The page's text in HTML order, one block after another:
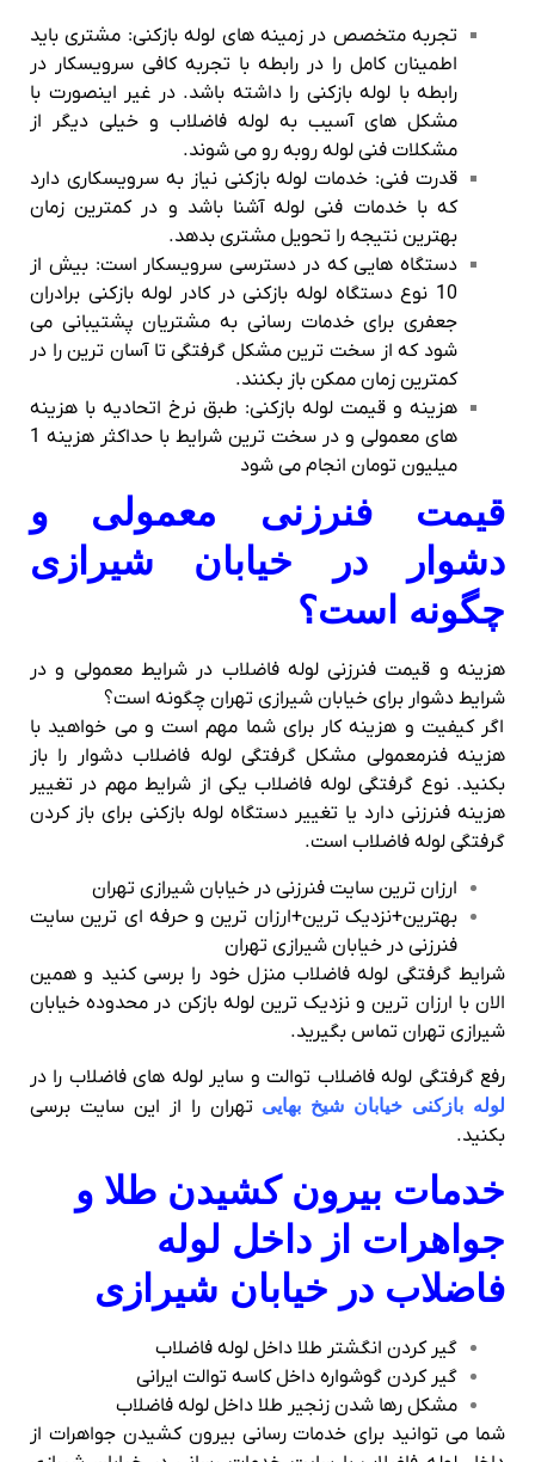
تجربه متخصص در زمینه های لوله بازکنی: مشتری باید
اطمینان کامل را در رابطه با تجربه کافی سرویسکار در
رابطه با لوله بازکنی را داشته باشد. در غیر اینصورت با
مشکل های آسیب به لوله فاضلاب و خیلی دیگر از
مشکلات فنی لوله روبه رو می شوند.
قدرت فنی: خدمات لوله بازکنی نیاز به سرویسکاری دارد
که با خدمات فنی لوله آشنا باشد و در کمترین زمان
بهترین نتیجه را تحویل مشتری بدهد.
دستگاه هایی که در دسترسی سرویسکار است: بیش از
10 نوع دستگاه لوله بازکنی در کادر لوله بازکنی برادران
جعفری برای خدمات رسانی به مشتریان پشتیبانی می
شود که از سخت ترین مشکل گرفتگی تا آسان ترین را در
کمترین زمان ممکن باز بکنند.
هزینه و قیمت لوله بازکنی: طبق نرخ اتحادیه با هزینه
های معمولی و در سخت ترین شرایط با حداکثر هزینه 1
میلیون تومان انجام می شود
قیمت فنرزنی معمولی و
دشوار در خیابان شیرازی
چگونه است؟
هزینه و قیمت فنرزنی لوله فاضلاب در شرایط معمولی و در
شرایط دشوار برای خیابان شیرازی تهران چگونه است؟
اگر کیفیت و هزینه کار برای شما مهم است و می خواهید با
هزینه فنرمعمولی مشکل گرفتگی لوله فاضلاب دشوار را باز
بکنید. نوع گرفتگی لوله فاضلاب یکی از شرایط مهم در تغییر
هزینه فنرزنی دارد یا تغییر دستگاه لوله بازکنی برای باز کردن
گرفتگی لوله فاضلاب است.
ارزان ترین سایت فنرزنی در خیابان شیرازی تهران
بهترین+نزدیک ترین+ارزان ترین و حرفه ای ترین سایت
فنرزنی در خیابان شیرازی تهران
شرایط گرفتگی لوله فاضلاب منزل خود را برسی کنید و همین
الان با ارزان ترین و نزدیک ترین لوله بازکن در محدوده خیابان
شیرازی تهران تماس بگیرید.
رفع گرفتگی لوله فاضلاب توالت و سایر لوله های فاضلاب را در
لوله بازکنی خیابان شیخ بهایی تهران را از این سایت برسی
بکنید.
خدمات بیرون کشیدن طلا و
جواهرات از داخل لوله
فاضلاب در خیابان شیرازی
گیر کردن انگشتر طلا داخل لوله فاضلاب
گیر کردن گوشواره داخل کاسه توالت ایرانی
مشکل رها شدن زنجیر طلا داخل لوله فاضلاب
شما می توانید برای خدمات رسانی بیرون کشیدن جواهرات از